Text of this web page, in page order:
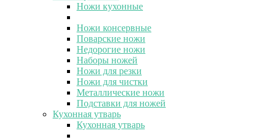
Ножи кухонные
Ножи консервные
Поварские ножи
Недорогие ножи
Наборы ножей
Ножи для резки
Ножи для чистки
Металлические ножи
Подставки для ножей
Кухонная утварь
Кухонная утварь